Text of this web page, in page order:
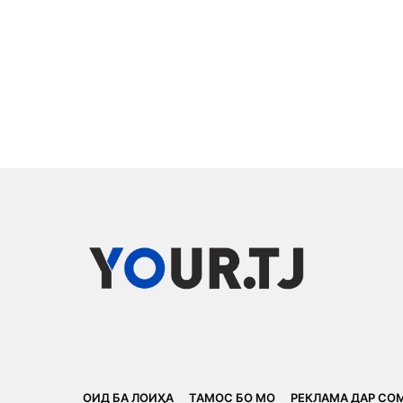
ОИД БА ЛОИҲА ТАМОС БО МО РЕКЛАМА ДАР